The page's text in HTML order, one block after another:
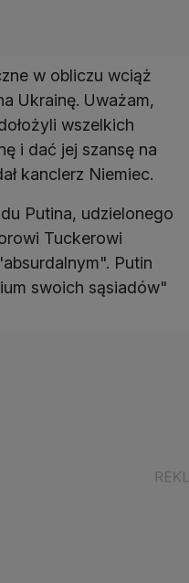
w obliczu wciąż
Ukrainę. Uważam,
wszelkich
i dać jej szansę na
kanclerz Niemiec.
Putina, udzielonego
Tuckerowi
Putin
swoich sąsiadów"